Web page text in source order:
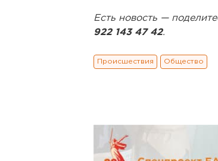
Есть новость —
922 143 47 42.
Происшествия Общество